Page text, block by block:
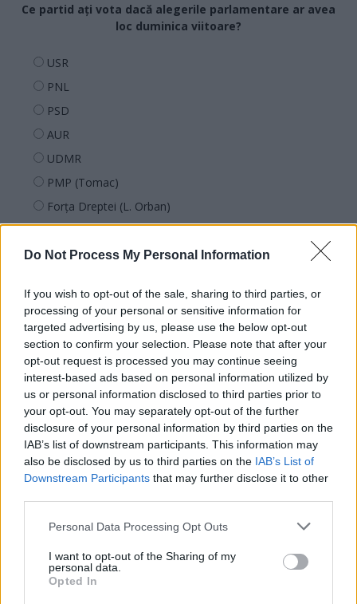
Do Not Process My Personal Information
If you wish to opt-out of the sale, sharing to third parties, or
processing of your personal or sensitive information for
targeted advertising by us, please use the below opt-out
section to confirm your selection. Please note that after your
opt-out request is processed you may continue seeing
interest-based ads based on personal information utilized by
us or personal information disclosed to third parties prior to
your opt-out. You may separately opt-out of the further
disclosure of your personal information by third parties on the
IAB’s list of downstream participants. This information may
also be disclosed by us to third parties on the IAB’s List of
Downstream Participants that may further disclose it to other
Personal Data Processing Opt Outs
I want to opt-out of the Sharing of my
personal data.
Opted In
Ce partid ați vota dacă alegerile parlamentare ar avea
loc duminica viitoare?
USR
PNL
PSD
AUR
UDMR
PMP (Tomac)
Forța Dreptei (L. Orban)
PNȚMM
REPER
SOS (Șoșoacă)
POT (Gavrilă)
PACE (Peia)
Acțiunea Conservatoare (Târziu)
PDF (Lazarus)
PUSL (D. Voiculescu)
PNȚCD (Pavelescu)
PNCR (Terheș)
Altul